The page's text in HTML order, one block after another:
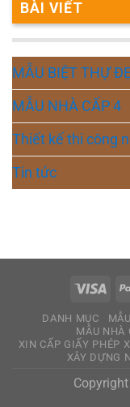
BÀI VIẾT
MẪU BIỆT THỰ
MẪU NHÀ CẤP 4
Thiết kế thi công
Tin tức
DANH MỤC
MẪU NHÀ
XIN CẤP GIẤY PHÉP
XÂY DỰNG